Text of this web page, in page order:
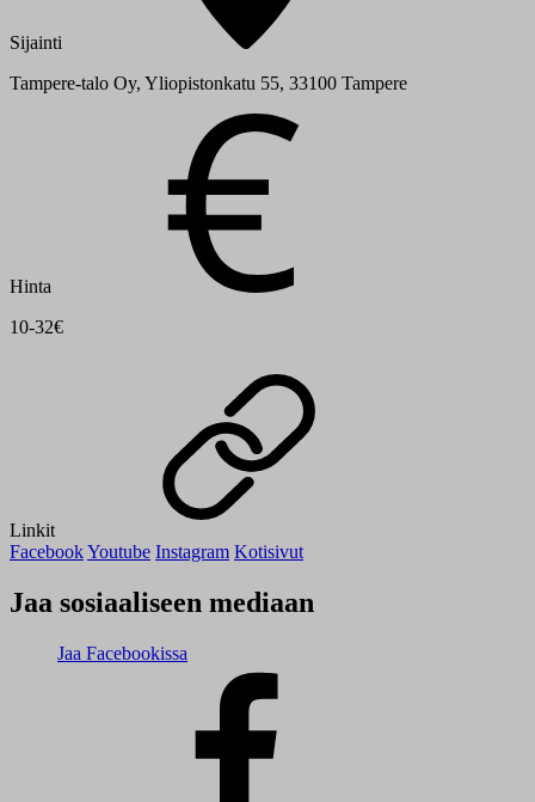
Sijainti
Tampere-talo Oy, Yliopistonkatu 55, 33100 Tampere
Hinta
10-32€
Linkit
FacebookYoutube Instagram Kotisivut
Jaa sosiaaliseen mediaan
Jaa Facebookissa